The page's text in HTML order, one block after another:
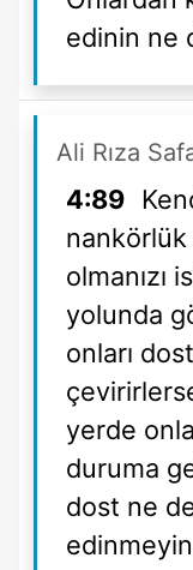
edinin ne
Ali Rıza
4:89
olmanızı
yolunda
onları
yerde
duruma
dost ne